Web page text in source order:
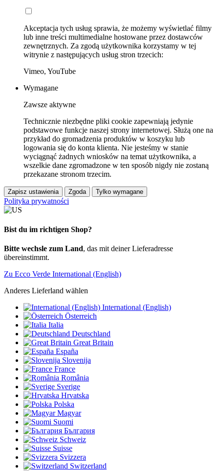
Akceptacja tych usług sprawia, że możemy wyświetlać filmy
lub inne treści multimedialne hostowane przez dostawców
zewnętrznych. Za zgodą użytkownika korzystamy w tej
witrynie z następujących usług stron trzecich:
Vimeo, YouTube
Wymagane
Zawsze aktywne
Technicznie niezbędne pliki cookie zapewniają jedynie
podstawowe funkcje naszej strony internetowej. Służą one na
przykład do gromadzenia produktów w koszyku lub
logowania się do konta klienta. Nie jesteśmy w stanie
wyciągnąć żadnych wniosków na temat użytkownika, a
wszelkie dane zgromadzone w ten sposób nigdy nie zostaną
przekazane stronom trzecim.
Zapisz ustawienia Zgoda Tylko wymagane
Polityka prywatności
Bist du im richtigen Shop?
Bitte wechsle zum Land, das mit deiner Lieferadresse
übereinstimmt.
Zu Ecco Verde International (English)
Anderes Lieferland wählen
International (English)
Österreich
Italia
Deutschland
Great Britain
España
Slovenija
France
România
Sverige
Hrvatska
Polska
Magyar
Suomi
България
Schweiz
Suisse
Svizzera
Switzerland